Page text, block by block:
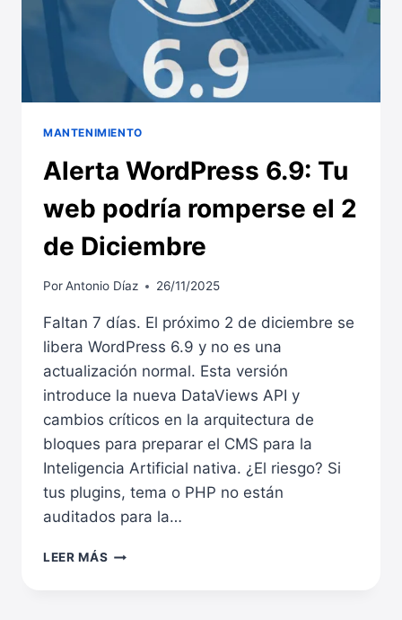
MANTENIMIENTO
Alerta WordPress 6.9: Tu
web podría romperse el 2
de Diciembre
PorAntonio Díaz 26/11/2025
Faltan 7 días. El próximo 2 de diciembre se
libera WordPress 6.9 y no es una
actualización normal. Esta versión
introduce la nueva DataViews API y
cambios críticos en la arquitectura de
bloques para preparar el CMS para la
Inteligencia Artificial nativa. ¿El riesgo? Si
tus plugins, tema o PHP no están
auditados para la…
LEER MÁS ALERTA